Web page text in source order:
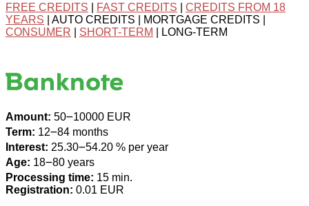
FREE CREDITS
FAST CREDITS
CREDITS FROM 18
YEARS | AUTO CREDITS | MORTGAGE CREDITS |
CONSUMER
SHORT-TERM | LONG-TERM
Amount: 50౼10000 EUR
Term: 12౼84 months
Interest: 25.30౼54.20 % per year
Age: 18౼80 years
Processing time: 15 min.
Registration: 0.01 EUR